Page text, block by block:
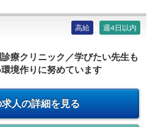
高給 週4日以内
療クリニック／学びたい先生も
境作りに努めています
求人の詳細を見る